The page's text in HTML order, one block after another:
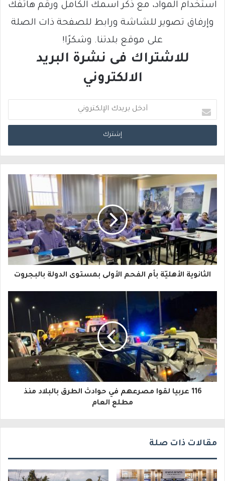
استخدام المواد، مع ذكر اسمك الكامل ورقم هاتفك
وإرفاق تصوير للشاشة ورابط للصفحة ذات الصلة
على موقع بلدتنا. وشكرًا!
للاشتراك فى نشرة البريد
الالكتروني
د
خ
ب
ي
د
ك
ا
ك
ت
ر
ي
الثانوية الأهليّة بأم الفحم الأولى بمستوى الدولة بالبجروت
116 عربيا لقوا مصرعهم في حوادث الطرق بالبلاد منذ
مطلع العام
مقالات ذات صلة